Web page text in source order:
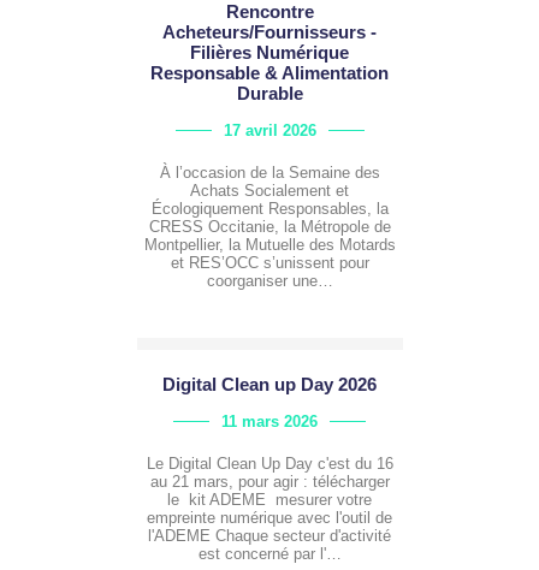
Rencontre
Acheteurs/Fournisseurs -
Filières Numérique
Responsable & Alimentation
Durable
17 avril 2026
À l’occasion de la Semaine des
Achats Socialement et
Écologiquement Responsables, la
CRESS Occitanie, la Métropole de
Montpellier, la Mutuelle des Motards
et RES’OCC s’unissent pour
coorganiser une…
Digital Clean up Day 2026
11 mars 2026
Le Digital Clean Up Day c'est du 16
au 21 mars, pour agir : télécharger
le kit ADEME mesurer votre
empreinte numérique avec l'outil de
l'ADEME Chaque secteur d'activité
est concerné par l'…